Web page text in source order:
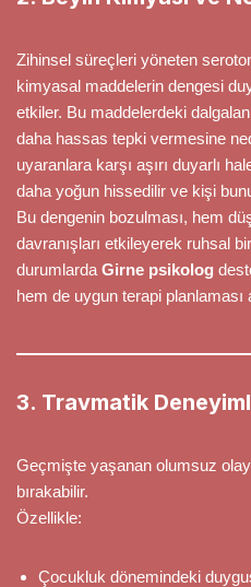
Zihinsel süreçleri yöneten
kimyasal maddelerin dengesi
etkiler. Bu maddelerdeki
daha hassas tepki vermesine
uyaranlara karşı aşırı duyarlı
daha yoğun hissedilir ve kişi
Bu dengenin bozulması, hem
davranışları etkileyerek ruhsal
durumlarda Girne psikolog
hem de uygun terapi planlaması
3. Travmatik
Geçmişte yaşanan olumsuz
bırakabilir.
Özellikle:
Çocukluk dönemindeki